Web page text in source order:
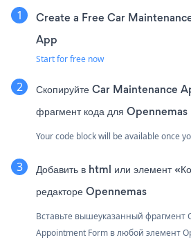
Create a Free Car
App
Start for free now
Скопируйте Car Maintenance
фрагмент кода для Opennemas
Your code block will be available once
Добавить в html или элемент
редакторе Opennemas
Вставьте вышеуказанный фрагмент
Appointment Form в любой элемент